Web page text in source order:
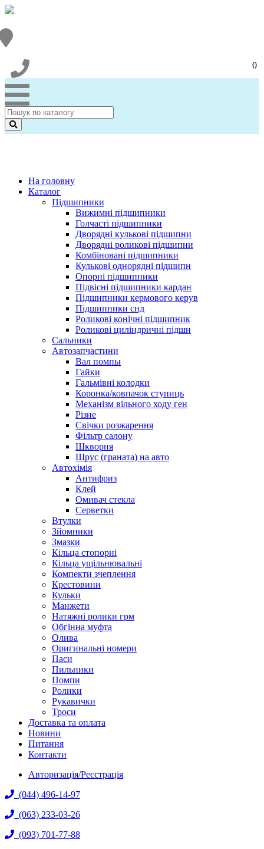
0
На головну
Каталог
Підшипники
Вижимні підшипники
Голчасті підшипники
Дворядні кулькові підшипни
Дворядні роликові підшипни
Комбіновані підшипники
Кулькові однорядні підшипн
Опорні підшипники
Підвісні підшипники кардан
Підшипники кермового керув
Підшипники снд
Роликові конічні підшипник
Роликові циліндричні підши
Сальники
Автозапчастини
Вал помпы
Гайки
Гальмівні колодки
Коронка/ковпачок ступиць
Механізм вільного ходу ген
Різне
Свічки розжарення
Фільтр салону
Шкворня
Шрус (граната) на авто
Автохімія
Антифриз
Клей
Омивач стекла
Серветки
Втулки
Зйомники
Змазки
Кільца стопорні
Кільца ущільнювальні
Компекти зчеплення
Крестовини
Кульки
Манжети
Натяжні ролики грм
Обгінна муфта
Олива
Оригинальні номери
Паси
Пильники
Помпи
Ролики
Рукавички
Троси
Доставка та оплата
Новини
Питання
Контакти
Авторизація/Реєстрація
(044) 496-14-97
(063) 233-03-26
(093) 701-77-88